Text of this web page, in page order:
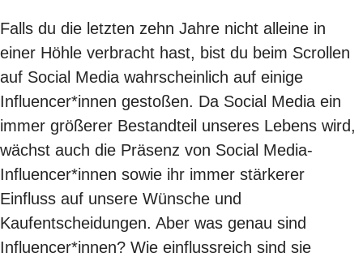
Falls du die letzten zehn Jahre nicht alleine in
einer Höhle verbracht hast, bist du beim Scrollen
auf Social Media wahrscheinlich auf einige
Influencer*innen gestoßen. Da Social Media ein
immer größerer Bestandteil unseres Lebens wird,
wächst auch die Präsenz von Social Media-
Influencer*innen sowie ihr immer stärkerer
Einfluss auf unsere Wünsche und
Kaufentscheidungen. Aber was genau sind
Influencer*innen? Wie einflussreich sind sie